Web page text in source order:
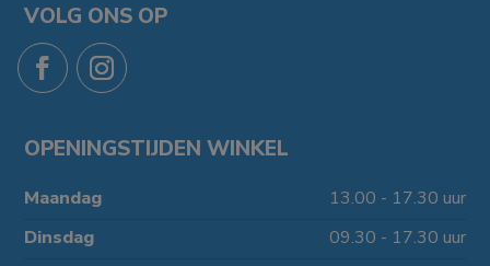
VOLG ONS OP
OPENINGSTIJDEN WINKEL
Maandag
13.00 - 17.30 uur
Dinsdag
09.30 - 17.30 uur